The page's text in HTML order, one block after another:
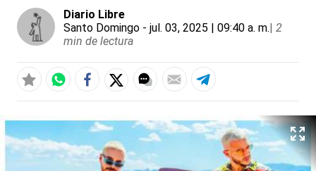
Diario Libre
Santo Domingo - jul. 03, 2025 | 09:40 a. m.| 2
min de lectura